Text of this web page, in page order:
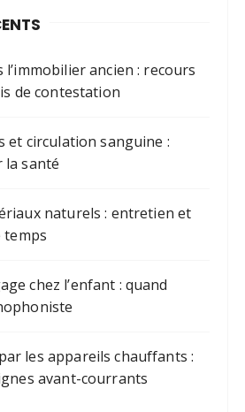
l’immobilier ancien : recours
de contestation
et circulation sanguine :
santé
naturels : entretien et
temps
chez l’enfant : quand
les appareils chauffants :
avant-courrants